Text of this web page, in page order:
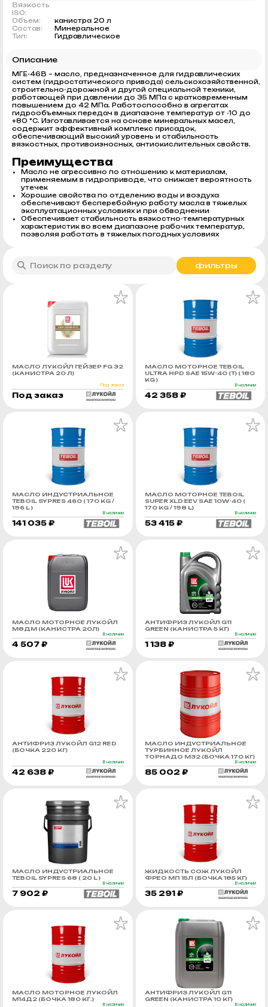
Вязкость
ISO:
Объем:
канистра 20 л
Состав:
Минеральное
Тип:
Гидравлическое
Описание
МГЕ-46В – масло, предназначенное для гидравлических
систем (гидростатического привода) сельскохозяйственной,
строительно-дорожной и другой специальной техники,
работающей при давлении до 35 МПа с кратковременным
повышением до 42 МПа. Работоспособно в агрегатах
гидрообъемных передач в диапазоне температур от -10 до
+80 °С. Изготавливается на основе минеральных масел,
содержит эффективный комплекс присадок,
обеспечивающий высокий уровень и стабильность
вязкостных, противоизносных, антиокислительных свойств.
Преимущества
Масло не агрессивно по отношению к материалам,
применяемым в гидроприводе, что снижает вероятность
утечек
Хорошие свойства по отделению воды и воздуха
обеспечивают бесперебойную работу масла в тяжелых
эксплуатационных условиях и при обводнении
Обеспечивает стабильность вязкостно-температурных
характеристик во всем диапазоне рабочих температур,
позволяя работать в тяжелых погодных условиях
фильтры
МАСЛО ЛУКОЙЛ ГЕЙЗЕР FG 32
(КАНИСТРА 20 Л)
Под заказ
Под заказ
МАСЛО МОТОРНОЕ TEBOIL
ULTRA HPD SAE 15W-40 (Т) ( 180
KG )
В наличии
42 358 ₽
МАСЛО ИНДУСТРИАЛЬНОЕ
TEBOIL SYPRES 460 ( 170 KG /
196 L )
В наличии
141 035 ₽
МАСЛО МОТОРНОЕ TEBOIL
SUPER XLD EEV SAE 10W-40 (
170 KG / 198 L)
В наличии
53 415 ₽
МАСЛО МОТОРНОЕ ЛУКОЙЛ
М8ДМ (КАНИСТРА 20Л)
В наличии
4 507 ₽
АНТИФРИЗ ЛУКОЙЛ G11
GREEN (КАНИСТРА 5 КГ)
В наличии
1 138 ₽
АНТИФРИЗ ЛУКОЙЛ G12 RED
(БОЧКА 220 КГ)
В наличии
42 638 ₽
МАСЛО ИНДУСТРИАЛЬНОЕ
ТУРБИННОЕ ЛУКОЙЛ
ТОРНАДО М32 (БОЧКА 170 КГ)
В наличии
85 002 ₽
МАСЛО ИНДУСТРИАЛЬНОЕ
TEBOIL SYPRES 68 ( 20 L )
В наличии
7 902 ₽
ЖИДКОСТЬ СОЖ ЛУКОЙЛ
ФРЕО МП 15Л (БОЧКА 185 КГ)
В наличии
35 291 ₽
МАСЛО МОТОРНОЕ ЛУКОЙЛ
М14Д2 (БОЧКА 180 КГ.)
В наличии
АНТИФРИЗ ЛУКОЙЛ G11
GREEN (КАНИСТРА 10 КГ)
В наличии